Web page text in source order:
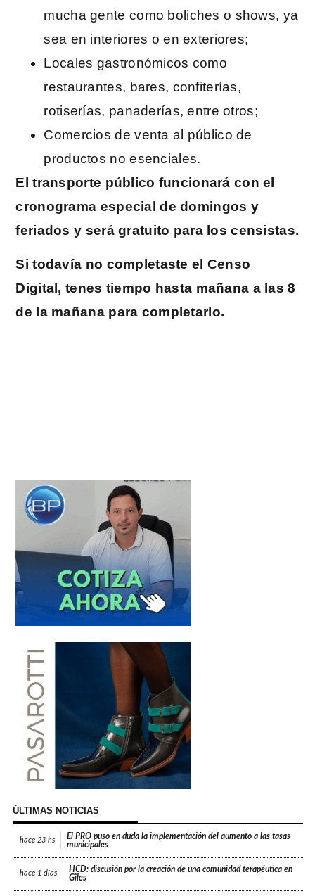
mucha gente como boliches o shows, ya
sea en interiores o en exteriores;
Locales gastronómicos como
restaurantes, bares, confiterías,
rotiserías, panaderías, entre otros;
Comercios de venta al público de
productos no esenciales.
El transporte público funcionará con el
cronograma especial de domingos y
feriados y será gratuito para los censistas.
Si todavía no completaste el Censo
Digital, tenes tiempo hasta mañana a las 8
de la mañana para completarlo.
ÚLTIMAS NOTICIAS
hace 23 hs
El PRO puso en duda la implementación del aumento a las tasas
municipales
hace 1 días
HCD: discusión por la creación de una comunidad terapéutica en
Giles